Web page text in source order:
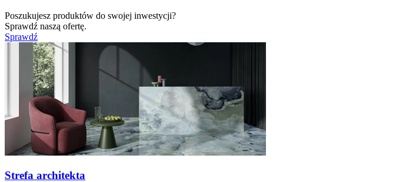
Poszukujesz produktów do swojej inwestycji?
Sprawdź naszą ofertę.
Sprawdź
Strefa architekta